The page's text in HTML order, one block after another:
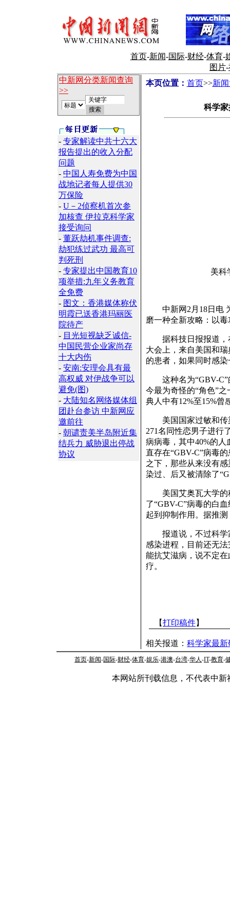
首页-新闻-国际-财经-体育-
图片-
中新网分类新闻查询
>>
- 专家解读中共十六大
报告提出的收入分配
问题
- 中国人寿免费为中国
战地记者每人提供30
万保险
- U－2侦察机首次参
加核查 伊拉克科学家
接受询问
- 董跃劫机事件调查:
劫犯练过武功 最高可
判死刑
- 专家提出中国教育10
项举措:九年义务教育
全免费
- 图文：香港媒体称伏
明霞已送香港玛丽医
院待产
- 目光短视缺乏诚信-
中国民营企业家尚存
十大内伤
- 安南:安理会具有最
高权威 对伊战争可以
避免(图)
- 大陆知名网络媒体组
团赴台参访 中新网应
邀前往
- 朝谴责美半岛附近集
结兵力 威胁退出停战
协议
本页位置： 首页>>新
科学
美科
中新网2月18日电 为
磨一种全新攻略：以毒
据科技日报报道，
大会上，来自美国和
的患者，如果同时感
这种名为“GBV-C”
今最为奇怪的“角色”
典人中有12%至15%
美国国家过敏和传染
271名同性恋男子进行
病病毒，其中40%的
直存在“GBV-C”病毒
之下，那些从来没有
染过、后又被清除了
美国艾奥瓦大学的
了“GBV-C”病毒的白
起到抑制作用。据推
报道说，不过科学家
感染进程，目前还无
能抗艾滋病，说不定
疗。
【打印稿件】
相关报道： 科学家最
首页-新闻-国际-财经-体育-娱乐-港澳-台湾-华人-IT-教育-
本网站所刊载信息，不代表中